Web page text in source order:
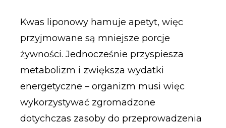
Kwas liponowy hamuje apetyt, więc
przyjmowane są mniejsze porcje
żywności. Jednocześnie przyspiesza
metabolizm i zwiększa wydatki
energetyczne – organizm musi więc
wykorzystywać zgromadzone
dotychczas zasoby do przeprowadzenia